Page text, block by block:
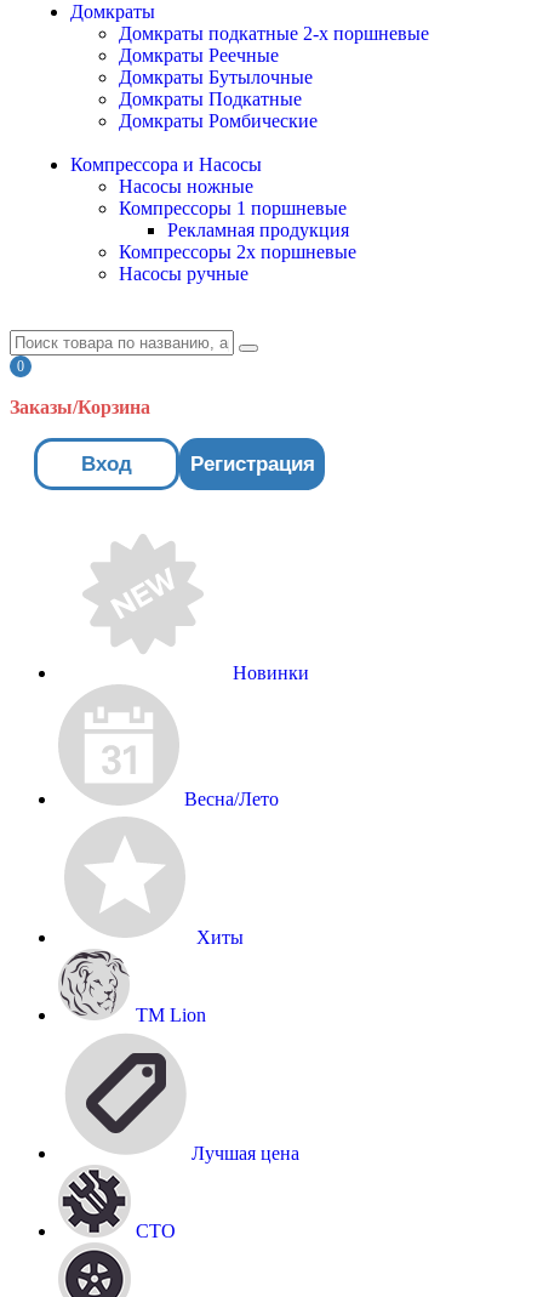
Домкраты
Домкраты подкатные 2-х поршневые
Домкраты Реечные
Домкраты Бутылочные
Домкраты Подкатные
Домкраты Ромбические
Компрессора и Насосы
Насосы ножные
Компрессоры 1 поршневые
Рекламная продукция
Компрессоры 2х поршневые
Насосы ручные
0
Заказы/Корзина
Вход Регистрация
Новинки
Весна/Лето
Хиты
TM Lion
Лучшая цена
СТО